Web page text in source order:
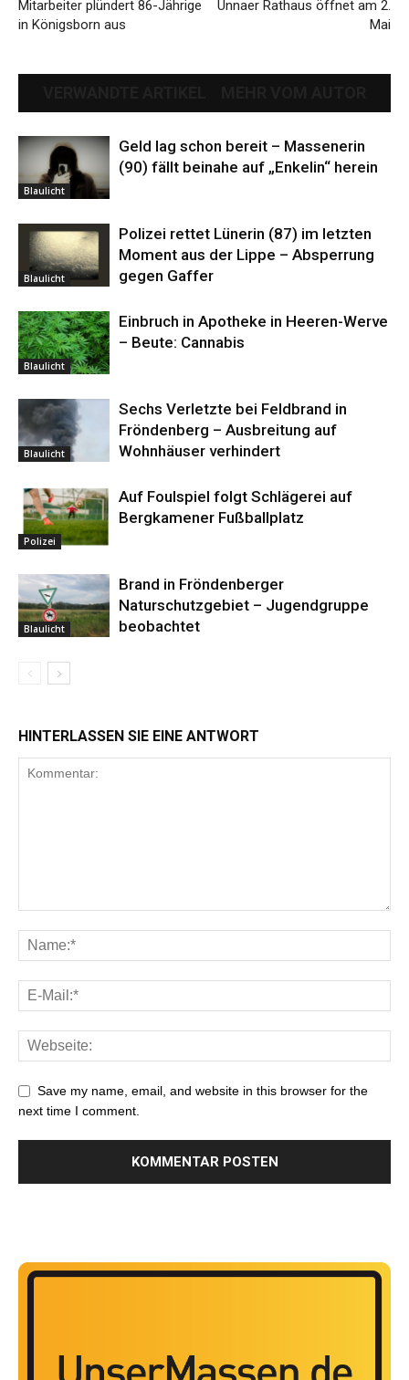
Mitarbeiter plündert 86-Jährige
in Königsborn aus
Unnaer Rathaus öffnet am 2.
Mai
Blaulicht
Geld lag schon bereit – Massenerin
(90) fällt beinahe auf „Enkelin“ herein
Blaulicht
Polizei rettet Lünerin (87) im letzten
Moment aus der Lippe – Absperrung
gegen Gaffer
Blaulicht
Einbruch in Apotheke in Heeren-Werve
– Beute: Cannabis
Blaulicht
Sechs Verletzte bei Feldbrand in
Fröndenberg – Ausbreitung auf
Wohnhäuser verhindert
Polizei
Auf Foulspiel folgt Schlägerei auf
Bergkamener Fußballplatz
Blaulicht
Brand in Fröndenberger
Naturschutzgebiet – Jugendgruppe
beobachtet
HINTERLASSEN SIE EINE ANTWORT
Save my name, email, and website in this browser for the
next time I comment.